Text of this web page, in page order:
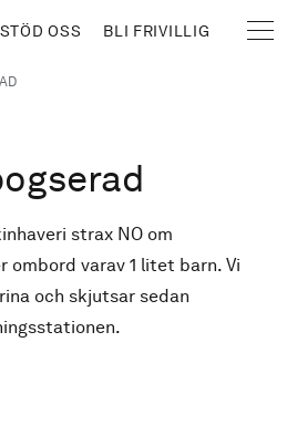
STÖD OSS BLI FRIVILLIG
strax NO om
ombord varav 1 litet barn. Vi
och skjutsar sedan